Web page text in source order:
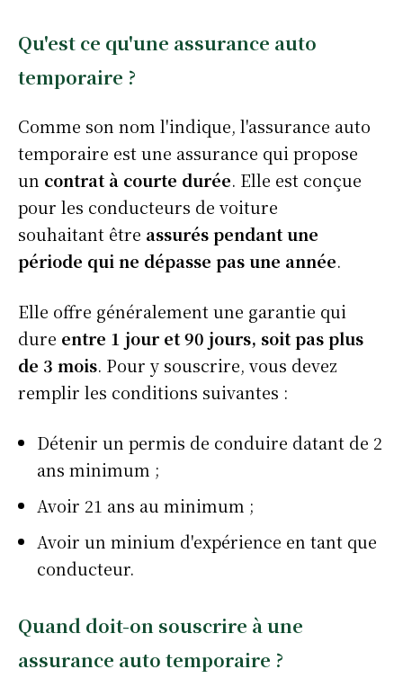
Qu'est ce qu'une assurance auto
temporaire ?
Comme son nom l'indique, l'assurance auto
temporaire est une assurance qui propose
un contrat à courte durée. Elle est conçue
pour les conducteurs de voiture
souhaitant être assurés pendant une
période qui ne dépasse pas une année.
Elle offre généralement une garantie qui
dure entre 1 jour et 90 jours, soit pas plus
de 3 mois. Pour y souscrire, vous devez
remplir les conditions suivantes :
Détenir un permis de conduire datant de 2
ans minimum ;
Avoir 21 ans au minimum ;
Avoir un minium d'expérience en tant que
conducteur.
Quand doit-on souscrire à une
assurance auto temporaire ?